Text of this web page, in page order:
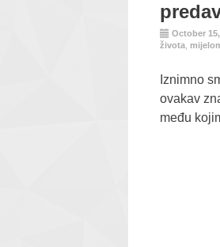
October
života
Iznimno
ovakav
među